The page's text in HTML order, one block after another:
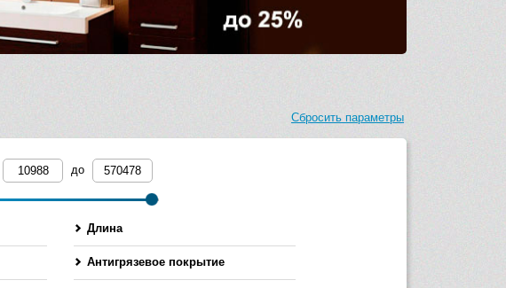
Сбросить параметры
до
Длина
Антигрязевое покрытие